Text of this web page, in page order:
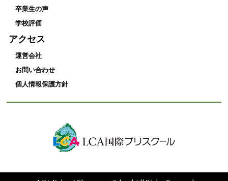
卒業生の声
学校評価
アクセス
運営会社
お問い合わせ
個人情報保護方針